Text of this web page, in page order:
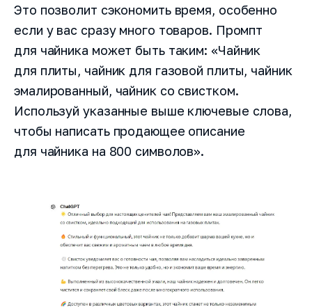
Это позволит сэкономить время, особенно
если у вас сразу много товаров. Промпт
для чайника может быть таким: «Чайник
для плиты, чайник для газовой плиты, чайник
эмалированный, чайник со свистком.
Используй указанные выше ключевые слова,
чтобы написать продающее описание
для чайника на 800 символов».